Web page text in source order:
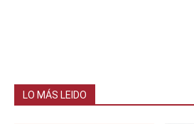
LO MÁS LEIDO